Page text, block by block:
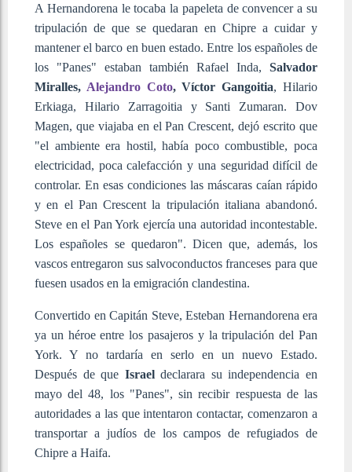
A Hernandorena le tocaba la papeleta de convencer a su
tripulación de que se quedaran en Chipre a cuidar y
mantener el barco en buen estado. Entre los españoles de
los "Panes" estaban también Rafael Inda, Salvador
Miralles, Alejandro Coto, Víctor Gangoitia, Hilario
Erkiaga, Hilario Zarragoitia y Santi Zumaran. Dov
Magen, que viajaba en el Pan Crescent, dejó escrito que
"el ambiente era hostil, había poco combustible, poca
electricidad, poca calefacción y una seguridad difícil de
controlar. En esas condiciones las máscaras caían rápido
y en el Pan Crescent la tripulación italiana abandonó.
Steve en el Pan York ejercía una autoridad incontestable.
Los españoles se quedaron". Dicen que, además, los
vascos entregaron sus salvoconductos franceses para que
fuesen usados en la emigración clandestina.
Convertido en Capitán Steve, Esteban Hernandorena era
ya un héroe entre los pasajeros y la tripulación del Pan
York. Y no tardaría en serlo en un nuevo Estado.
Después de que Israeldeclarara su independencia en
mayo del 48, los "Panes", sin recibir respuesta de las
autoridades a las que intentaron contactar, comenzaron a
transportar a judíos de los campos de refugiados de
Chipre a Haifa.